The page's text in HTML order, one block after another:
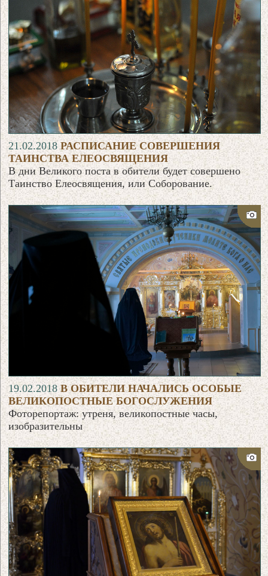
21.02.2018РАСПИСАНИЕ СОВЕРШЕНИЯ
ТАИНСТВА ЕЛЕОСВЯЩЕНИЯ
В дни Великого поста в обители будет совершено
Таинство Елеосвящения, или Соборование.
19.02.2018В ОБИТЕЛИ НАЧАЛИСЬ ОСОБЫЕ
ВЕЛИКОПОСТНЫЕ БОГОСЛУЖЕНИЯ
Фоторепортаж: утреня, великопостные часы,
изобразительны